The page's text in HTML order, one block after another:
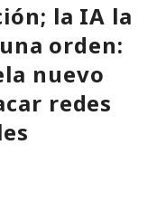
la IA la
orden:
nuevo
redes